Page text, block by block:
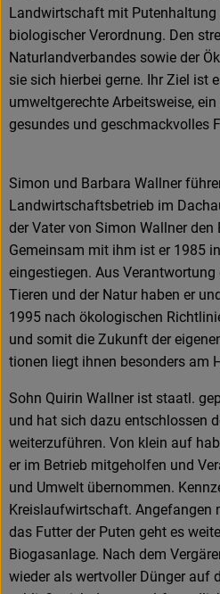
Landwirtschaft mit
biologischer Verordnung. Den
Naturlandverbandes sowie der
sie sich hierbei gerne. Ihr Ziel ist
umweltgerechte Arbeitsweise,
gesundes und geschmackvolles
Simon und Barbara Wallner
Landwirtschaftsbetrieb im
der Vater von Simon Wallner den
Gemeinsam mit ihm ist er 1985
eingestiegen. Aus
Tieren und der Natur haben er
1995 nach ökologischen
und somit die Zukunft der
tionen liegt ihnen besonders am
Sohn Quirin Wallner ist staatl.
und hat sich dazu entschlossen
weiterzuführen. Von klein auf
er im Betrieb mitgeholfen und
und Umwelt übernommen.
Kreislaufwirtschaft. Angefangen
das Futter der Puten geht es
Biogasanlage. Nach dem
wieder als wertvoller Dünger auf